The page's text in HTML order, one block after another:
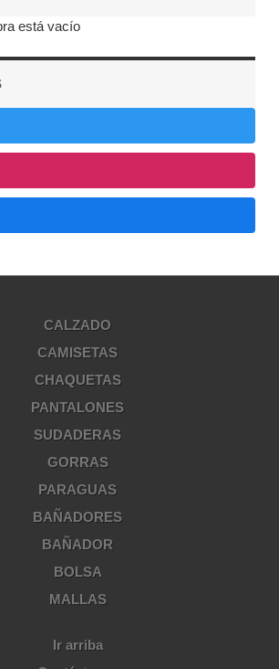
está vacío
CALZADO
CAMISETAS
CHAQUETAS
PANTALONES
SUDADERAS
GORRAS
PARAGUAS
BAÑADORES
BAÑADOR
BOLSA
MALLAS
Ir arriba